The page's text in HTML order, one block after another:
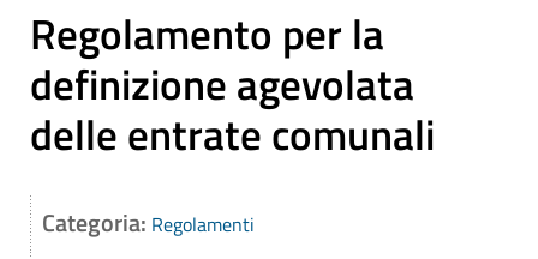
Regolamento per la
definizione agevolata
delle entrate comunali
Categoria: Regolamenti